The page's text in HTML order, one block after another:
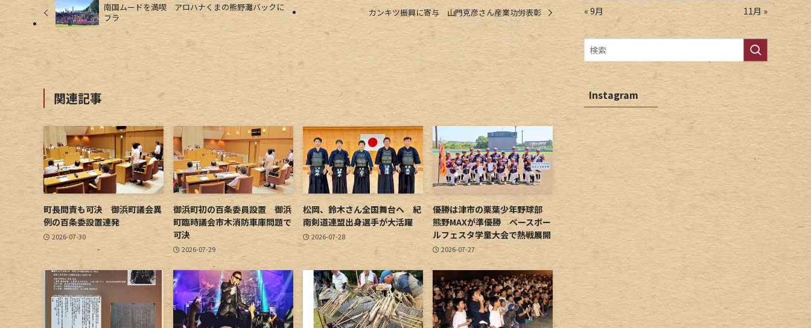
南国ムードを満喫 アロハナくまの熊野灘バックに
フラ
カンキツ振興に寄与 山門克彦さん産業功労表彰
関連記事
町長問責も可決 御浜町議会異
例の百条委設置連発
2026-07-30
御浜町初の百条委員設置 御浜
町臨時議会市木消防車庫問題で
可決
2026-07-29
松岡、鈴木さん全国舞台へ 紀
南剣道連盟出身選手が大活躍
2026-07-28
優勝は津市の栗葉少年野球部
熊野MAXが準優勝 ベースボー
ルフェスタ学童大会で熱戦展開
2026-07-27
« 9月 11月 »
Instagram